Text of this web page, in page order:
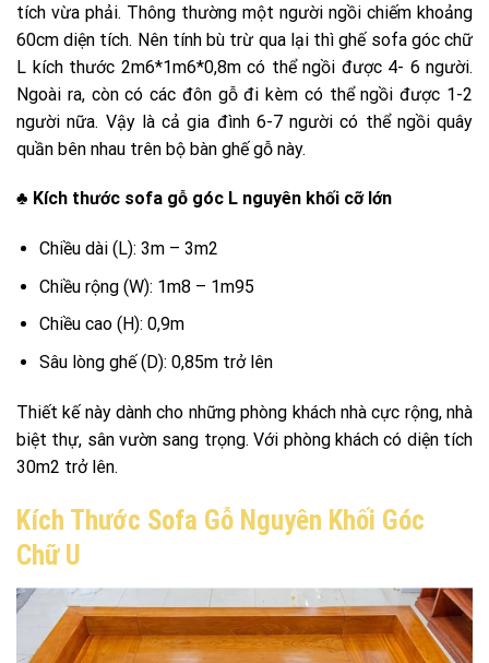
tích vừa phải. Thông thường một người ngồi chiếm khoảng
60cm diện tích. Nên tính bù trừ qua lại thì ghế sofa góc chữ
L kích thước 2m6*1m6*0,8m có thể ngồi được 4- 6 người.
Ngoài ra, còn có các đôn gỗ đi kèm có thể ngồi được 1-2
người nữa. Vậy là cả gia đình 6-7 người có thể ngồi quây
quần bên nhau trên bộ bàn ghế gỗ này.
♣ Kích thước sofa gỗ góc L nguyên khối cỡ lớn
Chiều dài (L): 3m – 3m2
Chiều rộng (W): 1m8 – 1m95
Chiều cao (H): 0,9m
Sâu lòng ghế (D): 0,85m trở lên
Thiết kế này dành cho những phòng khách nhà cực rộng, nhà
biệt thự, sân vườn sang trọng. Với phòng khách có diện tích
30m2 trở lên.
Kích Thước Sofa Gỗ Nguyên Khối Góc
Chữ U